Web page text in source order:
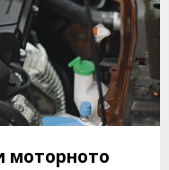
моторното